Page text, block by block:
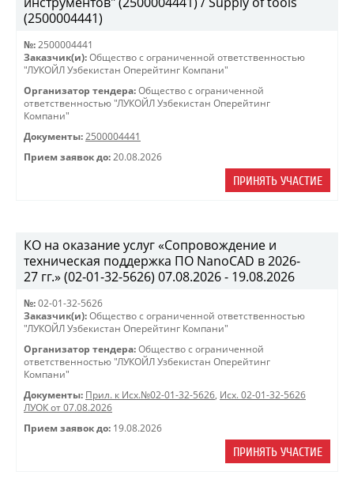
(2500004441)
№: 2500004441
Заказчик(и): Общество с ограниченной ответственностью
"ЛУКОЙЛ Узбекистан Оперейтинг Компани"
Организатор тендера: Общество с ограниченной
ответственностью "ЛУКОЙЛ Узбекистан Оперейтинг
Компани"
Документы: 2500004441
Прием заявок до: 20.08.2026
ПРИНЯТЬ УЧАСТИЕ
КО на оказание услуг «Сопровождение и
техническая поддержка ПО NanoCAD в 2026-
27 гг.» (02-01-32-5626) 07.08.2026 - 19.08.2026
№: 02-01-32-5626
Заказчик(и): Общество с ограниченной ответственностью
"ЛУКОЙЛ Узбекистан Оперейтинг Компани"
Организатор тендера: Общество с ограниченной
ответственностью "ЛУКОЙЛ Узбекистан Оперейтинг
Компани"
Документы: Прил. к Исх.№02-01-32-5626, Исх. 02-01-32-5626
ЛУОК от 07.08.2026
Прием заявок до: 19.08.2026
ПРИНЯТЬ УЧАСТИЕ